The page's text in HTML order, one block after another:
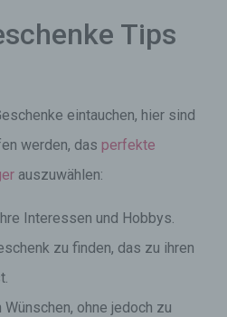
Tips
eintauchen, hier sind
werden, das perfekte
auszuwählen:
Interessen und Hobbys.
zu finden, das zu ihren
Wünschen, ohne jedoch zu